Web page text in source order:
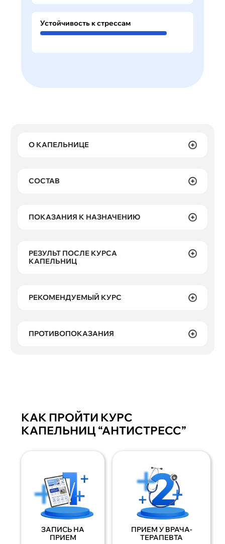
Устойчивость к стрессам
О КАПЕЛЬНИЦЕ
СОСТАВ
ПОКАЗАНИЯ К НАЗНАЧЕНИЮ
РЕЗУЛЬТ ПОСЛЕ КУРСА
КАПЕЛЬНИЦ
РЕКОМЕНДУЕМЫЙ КУРС
ПРОТИВОПОКАЗАНИЯ
КАК ПРОЙТИ КУРС
КАПЕЛЬНИЦ “АНТИСТРЕСС”
ЗАПИСЬ НА
ПРИЕМ
ПРИЕМ У ВРАЧА-
ТЕРАПЕВТА